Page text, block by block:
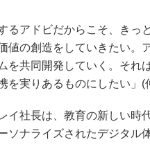
アドビだからこそ、きっ
値の創造をしていきたい。
を共同開発していく。それ
実りあるものにしたい」(
社長は、教育の新しい時
ソナライズされたデジタル